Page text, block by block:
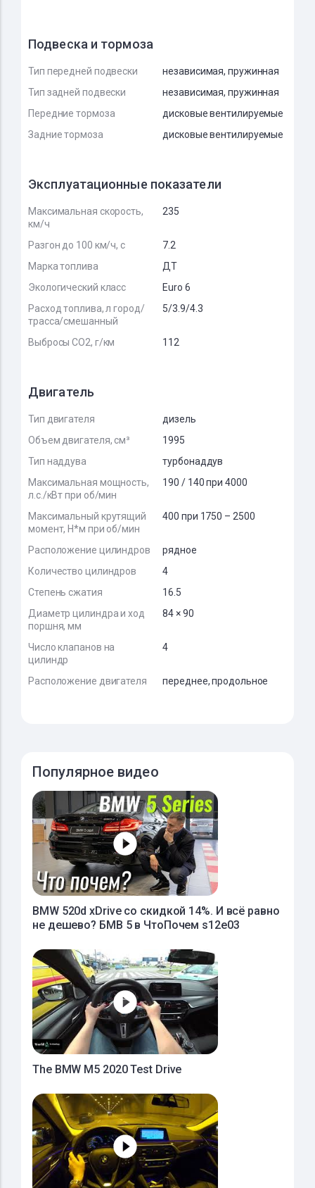
Подвеска и тормоза
Тип передней подвески
независимая, пружинная
Тип задней подвески
независимая, пружинная
Передние тормоза
дисковые вентилируемые
Задние тормоза
дисковые вентилируемые
Эксплуатационные показатели
Максимальная скорость,
км/ч
235
Разгон до 100 км/ч, с
7.2
Марка топлива
ДТ
Экологический класс
Euro 6
Расход топлива, л город/
трасса/смешанный
5/3.9/4.3
Выбросы CO2, г/км 112
Двигатель
Тип двигателя
дизель
Объем двигателя, см³
1995
Тип наддува
турбонаддув
Максимальная мощность,
л.с./кВт при об/мин
190 / 140 при 4000
Максимальный крутящий
момент, Н*м при об/мин
400 при 1750 – 2500
Расположение цилиндров
рядное
Количество цилиндров
4
Степень сжатия
16.5
Диаметр цилиндра и ход
поршня, мм
84 × 90
Число клапанов на
цилиндр
4
Расположение двигателя переднее, продольное
Популярное видео
BMW 520d xDrive со скидкой 14%. И всё равно
не дешево? БМВ 5 в ЧтоПочем s12e03
The BMW M5 2020 Test Drive